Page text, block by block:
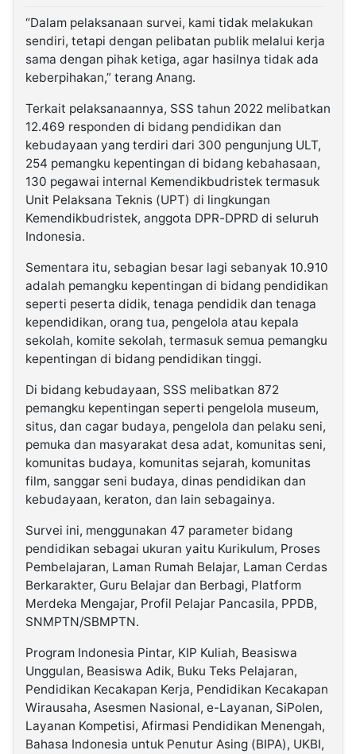
“Dalam pelaksanaan survei, kami tidak melakukan
sendiri, tetapi dengan pelibatan publik melalui kerja
sama dengan pihak ketiga, agar hasilnya tidak ada
keberpihakan,” terang Anang.
Terkait pelaksanaannya, SSS tahun 2022 melibatkan
12.469 responden di bidang pendidikan dan
kebudayaan yang terdiri dari 300 pengunjung ULT,
254 pemangku kepentingan di bidang kebahasaan,
130 pegawai internal Kemendikbudristek termasuk
Unit Pelaksana Teknis (UPT) di lingkungan
Kemendikbudristek, anggota DPR-DPRD di seluruh
Indonesia.
Sementara itu, sebagian besar lagi sebanyak 10.910
adalah pemangku kepentingan di bidang pendidikan
seperti peserta didik, tenaga pendidik dan tenaga
kependidikan, orang tua, pengelola atau kepala
sekolah, komite sekolah, termasuk semua pemangku
kepentingan di bidang pendidikan tinggi.
Di bidang kebudayaan, SSS melibatkan 872
pemangku kepentingan seperti pengelola museum,
situs, dan cagar budaya, pengelola dan pelaku seni,
pemuka dan masyarakat desa adat, komunitas seni,
komunitas budaya, komunitas sejarah, komunitas
film, sanggar seni budaya, dinas pendidikan dan
kebudayaan, keraton, dan lain sebagainya.
Survei ini, menggunakan 47 parameter bidang
pendidikan sebagai ukuran yaitu Kurikulum, Proses
Pembelajaran, Laman Rumah Belajar, Laman Cerdas
Berkarakter, Guru Belajar dan Berbagi, Platform
Merdeka Mengajar, Profil Pelajar Pancasila, PPDB,
SNMPTN/SBMPTN.
Program Indonesia Pintar, KIP Kuliah, Beasiswa
Unggulan, Beasiswa Adik, Buku Teks Pelajaran,
Pendidikan Kecakapan Kerja, Pendidikan Kecakapan
Wirausaha, Asesmen Nasional, e-Layanan, SiPolen,
Layanan Kompetisi, Afirmasi Pendidikan Menengah,
Bahasa Indonesia untuk Penutur Asing (BIPA), UKBI,